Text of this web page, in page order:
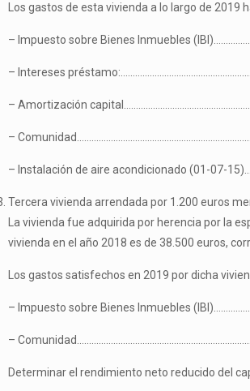
Los gastos de esta vivienda a lo largo de 2019
– Impuesto sobre Bienes Inmuebles
– Intereses
– Amortización
–
– Instalación de aire acondicionado (01-07-
Tercera vivienda arrendada por 1.200 euros
La vivienda fue adquirida por herencia por la
vivienda en el año 2018 es de 38.500 euros,
Los gastos satisfechos en 2019 por dicha
– Impuesto sobre Bienes Inmuebles
–
Determinar el rendimiento neto reducido del